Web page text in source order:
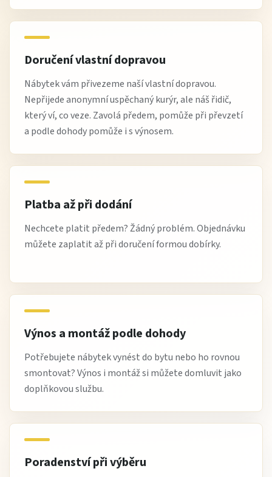
Doručení vlastní dopravou
Nábytek vám přivezeme naší vlastní dopravou.
Nepřijede anonymní uspěchaný kurýr, ale náš řidič,
který ví, co veze. Zavolá předem, pomůže při převzetí
a podle dohody pomůže i s výnosem.
Platba až při dodání
Nechcete platit předem? Žádný problém. Objednávku
můžete zaplatit až při doručení formou dobírky.
Výnos a montáž podle dohody
Potřebujete nábytek vynést do bytu nebo ho rovnou
smontovat? Výnos i montáž si můžete domluvit jako
doplňkovou službu.
Poradenství při výběru